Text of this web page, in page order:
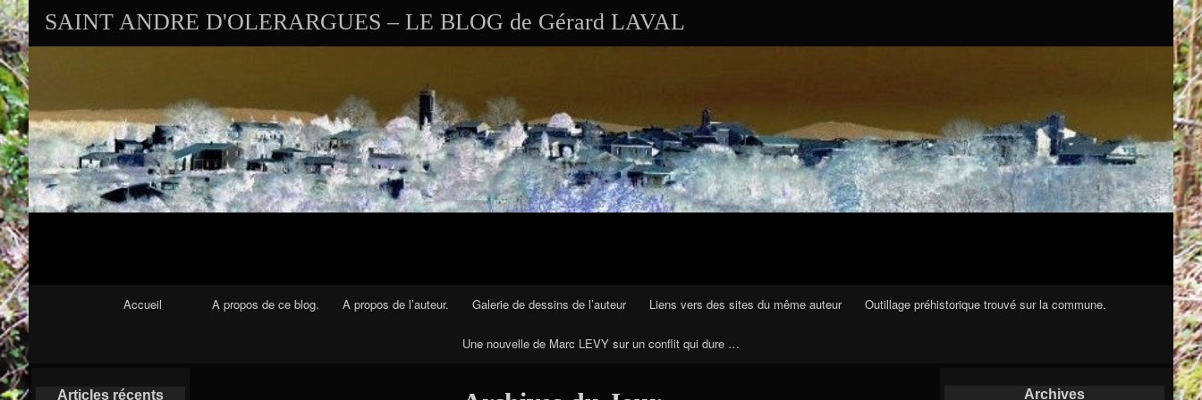
SAINT ANDRE D'OLERARGUES – LE BLOG de Gérard LAVAL
Navigation Principale
Accueil A propos de ce blog. A propos de l’auteur. Galerie de dessins de l’auteur Liens vers des sites du même auteur Outillage préhistorique trouvé sur la commune.
Une nouvelle de Marc LEVY sur un conflit qui dure …
Archives
Articles récents